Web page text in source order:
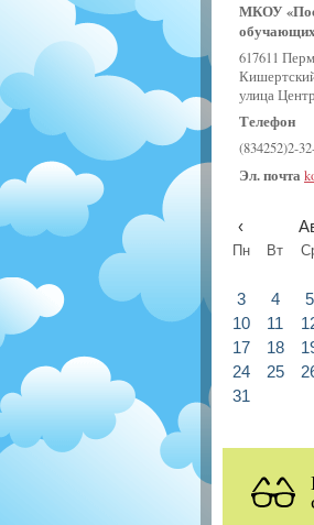
МКОУ
617611
улица
Телефон
(834252)2-
Эл. почта
‹
Пн Вт
3
4 5
10
11
17
18
24
25
31